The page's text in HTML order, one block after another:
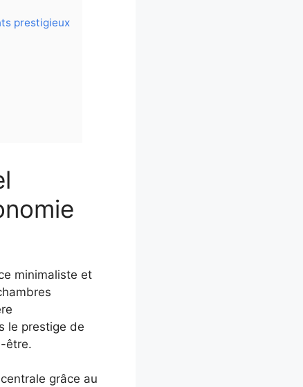
prestigieux
minimaliste et
le prestige de
être.
grâce au